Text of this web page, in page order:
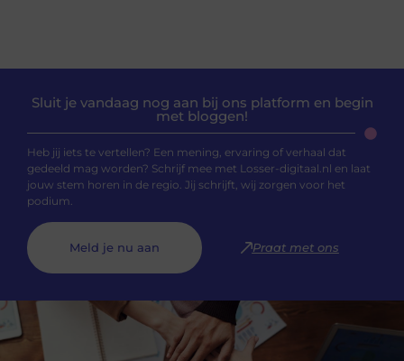
Sluit je vandaag nog aan bij ons platform en begin
met bloggen!
Heb jij iets te vertellen? Een mening, ervaring of verhaal dat
gedeeld mag worden? Schrijf mee met Losser-digitaal.nl en laat
jouw stem horen in de regio. Jij schrijft, wij zorgen voor het
podium.
Meld je nu aan Praat met ons